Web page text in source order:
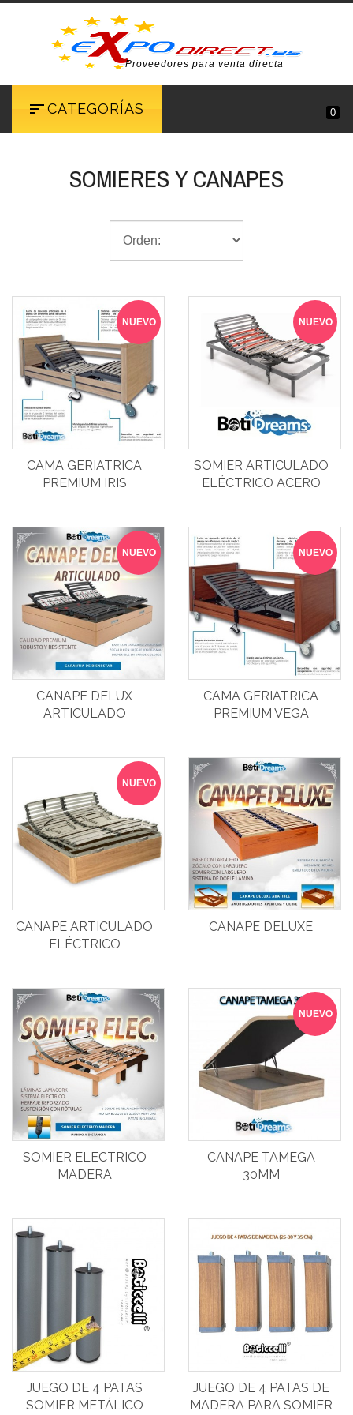
Proveedores para venta directa
CATEGORÍAS 0
SOMIERES Y CANAPES
NUEVO
CAMA GERIATRICA
PREMIUM IRIS
NUEVO
SOMIER ARTICULADO
ELÉCTRICO ACERO
NUEVO
CANAPE DELUX
ARTICULADO
NUEVO
CAMA GERIATRICA
PREMIUM VEGA
NUEVO
CANAPE ARTICULADO
ELÉCTRICO
CANAPE DELUXE
SOMIER ELECTRICO
MADERA
NUEVO
CANAPE TAMEGA
30MM
JUEGO DE 4 PATAS
SOMIER METÁLICO
JUEGO DE 4 PATAS DE
MADERA PARA SOMIER